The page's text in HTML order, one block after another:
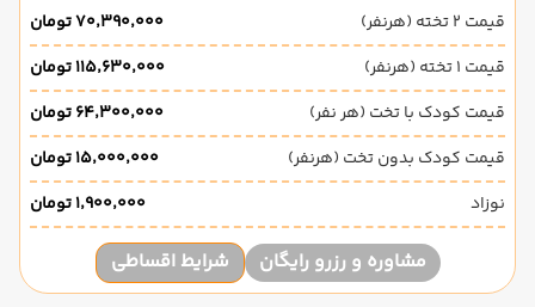
قیمت 2 تخته (هرنفر)
۷۰٬۳۹۰٬۰۰۰ تومان
قیمت 1 تخته (هرنفر)
۱۱۵٬۶۳۰٬۰۰۰ تومان
قیمت کودک با تخت (هر نفر)
۶۴٬۳۰۰٬۰۰۰ تومان
قیمت کودک بدون تخت (هرنفر)
۱۵٬۰۰۰٬۰۰۰ تومان
نوزاد
۱٬۹۰۰٬۰۰۰ تومان
مشاوره و رزرو رایگان شرایط اقساطی